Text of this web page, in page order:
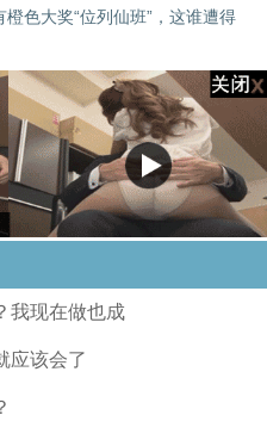
色大奖“位列仙班”，这谁遭得
现在做也成
应该会了